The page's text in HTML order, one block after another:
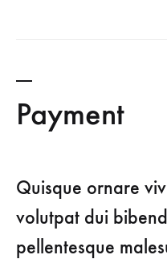
Payment
Quisque ornare
volutpat dui
pellentesque